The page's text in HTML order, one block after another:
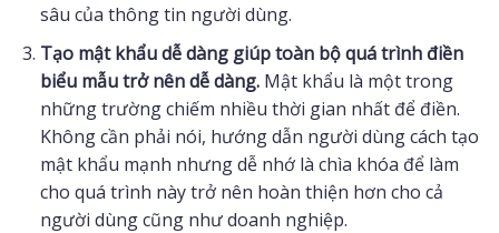
sâu của thông tin người dùng.
Tạo mật khẩu dễ dàng giúp toàn bộ quá trình điền
biểu mẫu trở nên dễ dàng.Mật khẩu là một trong
những trường chiếm nhiều thời gian nhất để điền.
Không cần phải nói, hướng dẫn người dùng cách tạo
mật khẩu mạnh nhưng dễ nhớ là chìa khóa để làm
cho quá trình này trở nên hoàn thiện hơn cho cả
người dùng cũng như doanh nghiệp.